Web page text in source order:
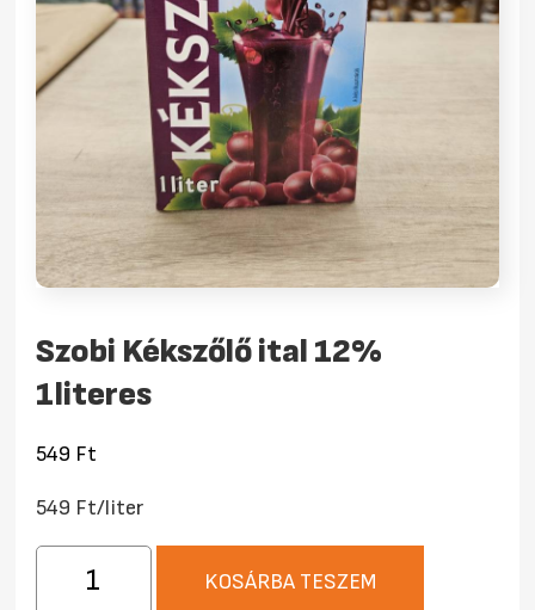
Szobi Kékszőlő ital 12%
1literes
549 Ft
549 Ft/liter
Kékszőlő
KOSÁRBA TESZEM